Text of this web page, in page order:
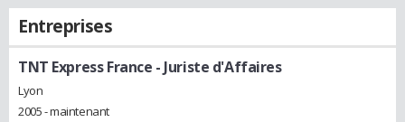
Entreprises
TNT Express France - Juriste d'Affaires
Lyon
2005 - maintenant